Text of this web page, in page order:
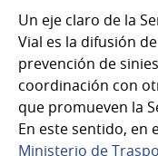
Un eje claro de la
Vial es la difusión
prevención de
coordinación con
que promueven la
En este sentido, en
Ministerio de